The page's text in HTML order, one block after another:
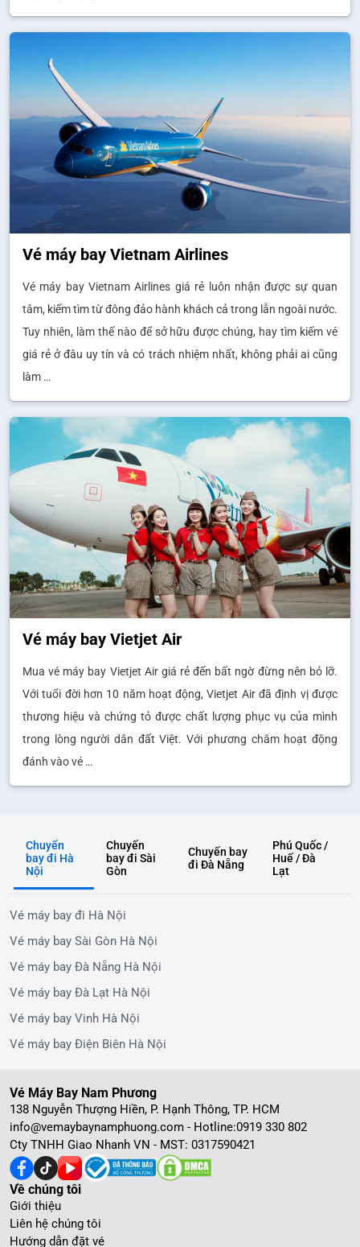
Vé máy bay Vietnam Airlines
Vé máy bay Vietnam Airlines giá rẻ luôn nhận được sự quan
tâm, kiếm tìm từ đông đảo hành khách cả trong lẫn ngoài nước.
Tuy nhiên, làm thế nào để sở hữu được chúng, hay tìm kiếm vé
giá rẻ ở đâu uy tín và có trách nhiệm nhất, không phải ai cũng
làm …
Vé máy bay Vietjet Air
Mua vé máy bay Vietjet Air giá rẻ đến bất ngờ đừng nên bỏ lỡ.
Với tuổi đời hơn 10 năm hoạt động, Vietjet Air đã định vị được
thương hiệu và chứng tỏ được chất lượng phục vụ của mình
trong lòng người dân đất Việt. Với phương châm hoạt động
đánh vào vé …
Chuyến
bay đi Hà
Nội
Chuyến
bay đi Sài
Gòn
Chuyến bay
đi Đà Nẵng
Phú Quốc /
Huế / Đà
Lạt
Vé máy bay đi Hà Nội
Vé máy bay Sài Gòn Hà Nội
Vé máy bay Đà Nẵng Hà Nội
Vé máy bay Đà Lạt Hà Nội
Vé máy bay Vinh Hà Nội
Vé máy bay Điện Biên Hà Nội
Về chúng tôi
Giới thiệu
Liên hệ chúng tôi
Hướng dẫn đặt vé
Vé Máy Bay Nam Phương
138 Nguyễn Thượng Hiền, P. Hạnh Thông, TP. HCM
info@vemaybaynamphuong.com - Hotline:0919 330 802
Cty TNHH Giao Nhanh VN - MST: 0317590421